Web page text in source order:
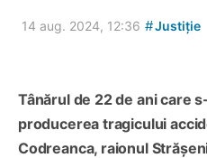
14 aug. 2024, 12:36 #Justiție
Tânărul de 22 de ani care
producerea tragicului
Codreanca, raionul